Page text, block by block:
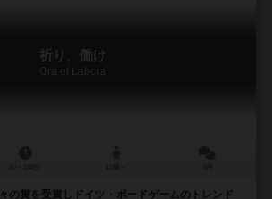
祈り、働け
Ora et Labora
の賞を受賞しドイツ・ボードゲームのトレンド